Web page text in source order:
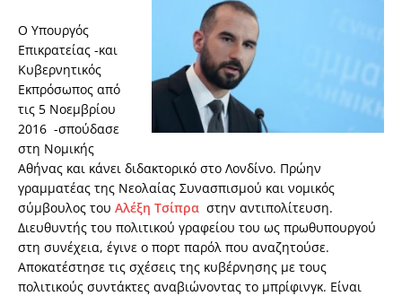
Ο Υπουργός
Επικρατείας -και
Κυβερνητικός
Εκπρόσωπος από
τις 5 Νοεμβρίου
2016 -σπούδασε
στη Νομικής
Αθήνας και κάνει διδακτορικό στο Λονδίνο. Πρώην
γραμματέας της Νεολαίας Συνασπισμού και νομικός
σύμβουλος του Αλέξη Τσίπρα στην αντιπολίτευση.
Διευθυντής του πολιτικού γραφείου του ως πρωθυπουργού
στη συνέχεια, έγινε ο πορτ παρόλ που αναζητούσε.
Αποκατέστησε τις σχέσεις της κυβέρνησης με τους
πολιτικούς συντάκτες αναβιώνοντας το μπρίφινγκ. Είναι